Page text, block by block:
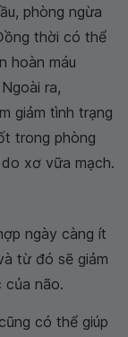
phòng ngừa
thời có thể
hoàn máu
ra,
giảm tình trạng
trong phòng
xơ vữa mạch.
ngày càng ít
từ đó sẽ giảm
của não.
có thể giúp